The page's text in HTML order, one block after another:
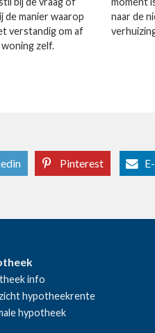
de manier waarop
verstandig om af
zelf.
naar de
Pinterest
info
hypotheekrente
hypotheek